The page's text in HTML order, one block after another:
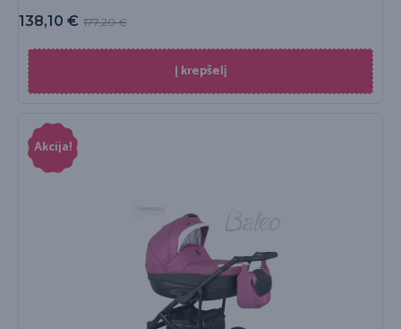
177,20€
138,10 €
Į krepšelį
Akcija!